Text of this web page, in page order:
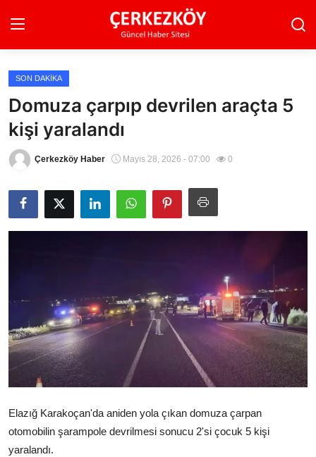
Ana Sayfa
Son Dakika
Ekonomi Haberleri
Magazin Haberleri
Spor Haberleri
Dünya Haberleri
Çerkezköy
SON DAKIKA
Domuza çarpıp devrilen araçta 5
kişi yaralandı
Çerkezköy Haber Mayıs 28, 2026 - 07:00 0
Elazığ Karakoçan'da aniden yola çıkan domuza çarpan
otomobilin şarampole devrilmesi sonucu 2'si çocuk 5 kişi
yaralandı.